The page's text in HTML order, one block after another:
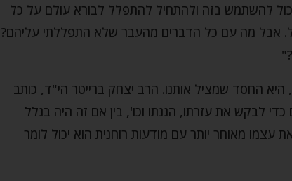
להשתמש בזה ולהתחיל להתפלל לבורא עולם על כל
אבל מה עם כל הדברים מהעבר שלא התפללתי עליהם?
היא החסד שמציל אותנו. הרב יצחק ברייטר הי"ד, כותב
לבקש את עזרתו, הגנתו וכו', בין אם זה היה בגלל
מאוחר יותר עם מודעות רוחנית הוא יכול לומר